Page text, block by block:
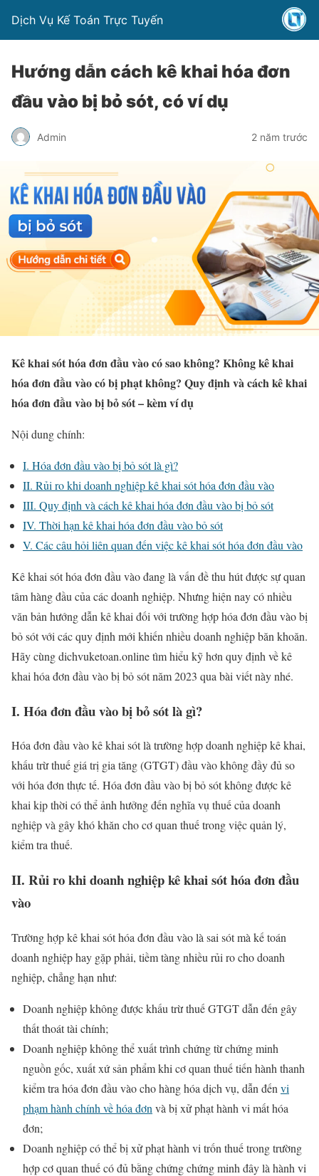
Dịch Vụ Kế Toán Trực Tuyến
Hướng dẫn cách kê khai hóa đơn
đầu vào bị bỏ sót, có ví dụ
Admin 2 năm trước
Kê khai sót hóa đơn đầu vào có sao không? Không kê khai
hóa đơn đầu vào có bị phạt không? Quy định và cách kê khai
hóa đơn đầu vào bị bỏ sót – kèm ví dụ
Nội dung chính:
I. Hóa đơn đầu vào bị bỏ sót là gì?
II. Rủi ro khi doanh nghiệp kê khai sót hóa đơn đầu vào
III. Quy định và cách kê khai hóa đơn đầu vào bị bỏ sót
IV. Thời hạn kê khai hóa đơn đầu vào bỏ sót
V. Các câu hỏi liên quan đến việc kê khai sót hóa đơn đầu vào
Kê khai sót hóa đơn đầu vào đang là vấn đề thu hút được sự quan
tâm hàng đầu của các doanh nghiệp. Nhưng hiện nay có nhiều
văn bản hướng dẫn kê khai đối với trường hợp hóa đơn đầu vào bị
bỏ sót với các quy định mới khiến nhiều doanh nghiệp băn khoăn.
Hãy cùng dichvuketoan.online tìm hiểu kỹ hơn quy định về kê
khai hóa đơn đầu vào bị bỏ sót năm 2023 qua bài viết này nhé.
I. Hóa đơn đầu vào bị bỏ sót là gì?
Hóa đơn đầu vào kê khai sót là trường hợp doanh nghiệp kê khai,
khấu trừ thuế giá trị gia tăng (GTGT) đầu vào không đầy đủ so
với hóa đơn thực tế. Hóa đơn đầu vào bị bỏ sót không được kê
khai kịp thời có thể ảnh hưởng đến nghĩa vụ thuế của doanh
nghiệp và gây khó khăn cho cơ quan thuế trong việc quản lý,
kiểm tra thuế.
II. Rủi ro khi doanh nghiệp kê khai sót hóa đơn đầu
vào
Trường hợp kê khai sót hóa đơn đầu vào là sai sót mà kế toán
doanh nghiệp hay gặp phải, tiềm tàng nhiều rủi ro cho doanh
nghiệp, chẳng hạn như:
Doanh nghiệp không được khấu trừ thuế GTGT dẫn đến gây
thất thoát tài chính;
Doanh nghiệp không thể xuất trình chứng từ chứng minh
nguồn gốc, xuất xứ sản phẩm khi cơ quan thuế tiến hành thanh
kiểm tra hóa đơn đầu vào cho hàng hóa dịch vụ, dẫn đến vi
phạm hành chính về hóa đơn và bị xử phạt hành vi mất hóa
đơn;
Doanh nghiệp có thể bị xử phạt hành vi trốn thuế trong trường
hợp cơ quan thuế có đủ bằng chứng chứng minh đây là hành vi